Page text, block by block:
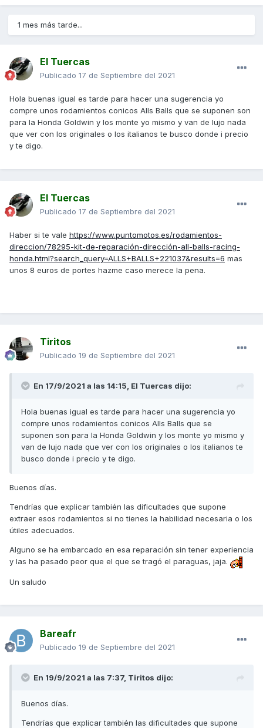
1 mes más tarde...
El Tuercas
Publicado 17 de Septiembre del 2021
Hola buenas igual es tarde para hacer una sugerencia yo
compre unos rodamientos conicos Alls Balls que se suponen son
para la Honda Goldwin y los monte yo mismo y van de lujo nada
que ver con los originales o los italianos te busco donde i precio
y te digo.
El Tuercas
Publicado 17 de Septiembre del 2021
Haber si te vale https://www.puntomotos.es/rodamientos-
direccion/78295-kit-de-reparación-dirección-all-balls-racing-
honda.html?search_query=ALLS+BALLS+221037&results=6 mas
unos 8 euros de portes hazme caso merece la pena.
Tiritos
Publicado 19 de Septiembre del 2021
En 17/9/2021 a las 14:15, El Tuercas dijo:
Hola buenas igual es tarde para hacer una sugerencia yo
compre unos rodamientos conicos Alls Balls que se
suponen son para la Honda Goldwin y los monte yo mismo y
van de lujo nada que ver con los originales o los italianos te
busco donde i precio y te digo.
Buenos días.
Tendrías que explicar también las dificultades que supone
extraer esos rodamientos si no tienes la habilidad necesaria o los
útiles adecuados.
Alguno se ha embarcado en esa reparación sin tener experiencia
y las ha pasado peor que el que se tragó el paraguas, jaja.
Un saludo
Bareafr
Publicado 19 de Septiembre del 2021
En 19/9/2021 a las 7:37, Tiritos dijo:
Buenos días.
Tendrías que explicar también las dificultades que supone